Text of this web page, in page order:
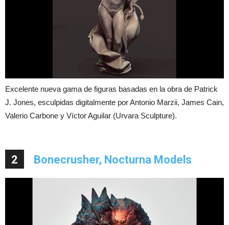
Excelente nueva gama de figuras basadas en la obra de Patrick
J. Jones, esculpidas digitalmente por Antonio Marzii, James Cain,
Valerio Carbone y Víctor Aguilar (Urvara Sculpture).
2 Bonecrusher, Nocturna Models